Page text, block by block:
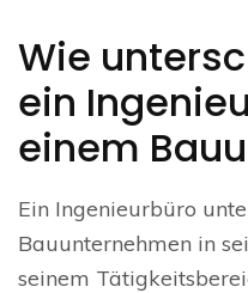
Wie
ein
einem
Ein Ingenieurbüro
Bauunternehmen in
seinem